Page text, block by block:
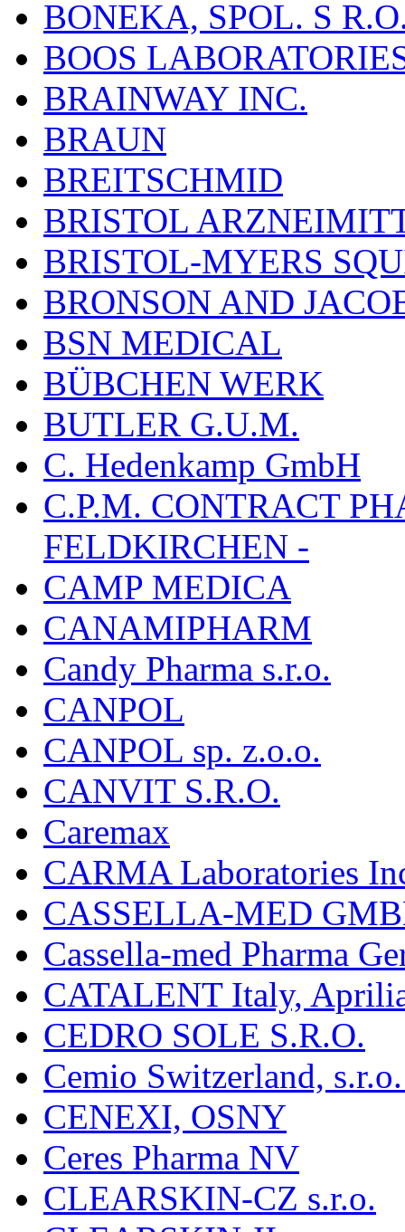
BONEKA, SPOL. S
BOOS
BRAINWAY INC.
BRAUN
BREITSCHMID
BRISTOL
BRISTOL-MYERS
BRONSON AND
BSN MEDICAL
BÜBCHEN WERK
BUTLER G.U.M.
C. Hedenkamp GmbH
C.P.M. CONTRACT
FELDKIRCHEN -
CAMP MEDICA
CANAMIPHARM
Candy Pharma s.r.o.
CANPOL
CANPOL sp. z.o.o.
CANVIT S.R.O.
Caremax
CARMA Laboratories
CASSELLA-MED
Cassella-med Pharma
CATALENT Italy,
CEDRO SOLE S.R.O.
Cemio Switzerland,
CENEXI, OSNY
Ceres Pharma NV
CLEARSKIN-CZ s.r.o.